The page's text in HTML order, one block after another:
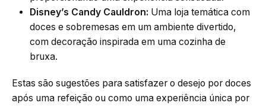
Disney’s Candy Cauldron: Uma loja temática com
doces e sobremesas em um ambiente divertido,
com decoração inspirada em uma cozinha de
bruxa.
Estas são sugestões para satisfazer o desejo por doces
após uma refeição ou como uma experiência única por